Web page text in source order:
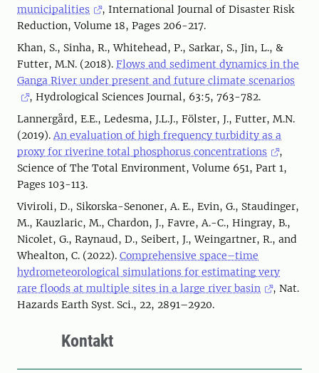
municipalities
, International Journal of Disaster Risk
Reduction, Volume 18, Pages 206-217.
Khan, S., Sinha, R., Whitehead, P., Sarkar, S., Jin, L., &
Futter, M.N. (2018). Flows and sediment dynamics in the
Ganga River under present and future climate scenarios
, Hydrological Sciences Journal, 63:5, 763-782.
Lannergård, E.E., Ledesma, J.L.J., Fölster, J., Futter, M.N.
(2019). An evaluation of high frequency turbidity as a
proxy for riverine total phosphorus concentrations
,
Science of The Total Environment, Volume 651, Part 1,
Pages 103-113.
Viviroli, D., Sikorska-Senoner, A. E., Evin, G., Staudinger,
M., Kauzlaric, M., Chardon, J., Favre, A.-C., Hingray, B.,
Nicolet, G., Raynaud, D., Seibert, J., Weingartner, R., and
Whealton, C. (2022). Comprehensive space–time
hydrometeorological simulations for estimating very
rare floods at multiple sites in a large river basin
, Nat.
Hazards Earth Syst. Sci., 22, 2891–2920.
Kontakt